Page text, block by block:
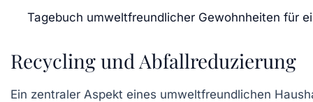
Tagebuch umweltfreundlicher Gewohnheiten für
Recycling und Abfallreduzierung
Ein zentraler Aspekt eines umweltfreundlichen